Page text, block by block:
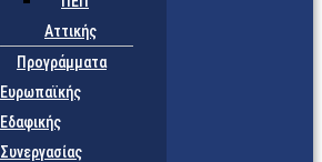
Αττικής
Προγράμματα
Ευρωπαϊκής
Εδαφικής
Συνεργασίας